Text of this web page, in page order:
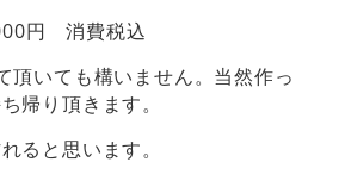
円 消費税込
頂いても構いません。当然作っ
帰り頂きます。
ると思います。